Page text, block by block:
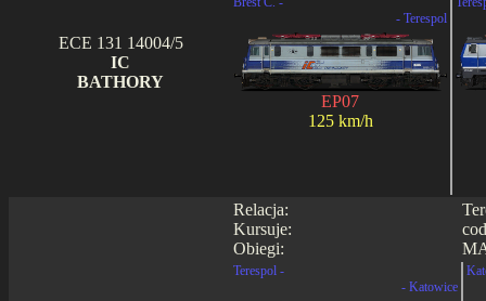
ECE 131 14004/5
IC
BATHORY
- Terespol
EP07
125 km/h
Relacja:
Kursuje:
Obiegi:
Terespol -
- Katowice